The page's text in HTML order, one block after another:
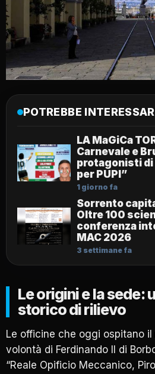
POTREBBE
LA MaGiCa
Carnevale e
protagonisti di
per PUPI”
1 giorno fa
Sorrento
Oltre 100
conferenza
MAC 2026
3 settimane fa
Le origini e la sede:
storico di rilievo
Le officine che oggi ospitano
volontà di Ferdinando II di
“Reale Opificio Meccanico,